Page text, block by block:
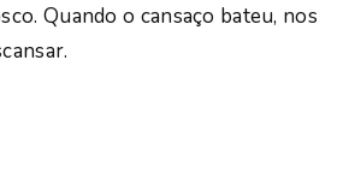
Quando o cansaço bateu, nos